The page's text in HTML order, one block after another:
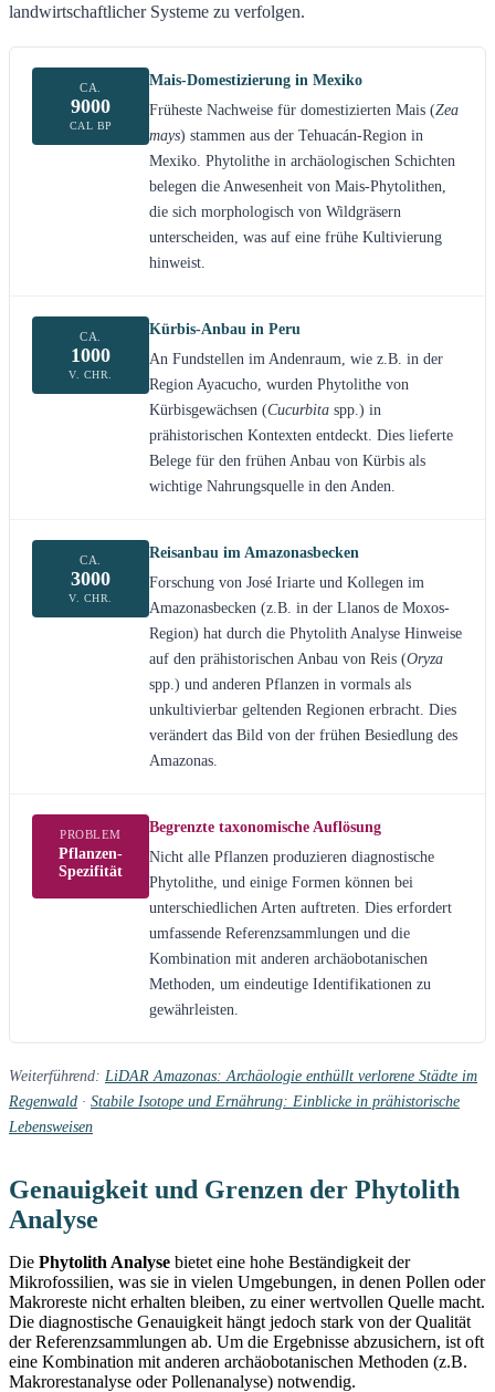
landwirtschaftlicher Systeme zu verfolgen.
CA.
9000
CAL BP
Mais-Domestizierung in Mexiko
Früheste Nachweise für domestizierten Mais (Zea
mays) stammen aus der Tehuacán-Region in
Mexiko. Phytolithe in archäologischen Schichten
belegen die Anwesenheit von Mais-Phytolithen,
die sich morphologisch von Wildgräsern
unterscheiden, was auf eine frühe Kultivierung
hinweist.
CA.
1000
V. CHR.
Kürbis-Anbau in Peru
An Fundstellen im Andenraum, wie z.B. in der
Region Ayacucho, wurden Phytolithe von
Kürbisgewächsen (Cucurbita spp.) in
prähistorischen Kontexten entdeckt. Dies lieferte
Belege für den frühen Anbau von Kürbis als
wichtige Nahrungsquelle in den Anden.
CA.
3000
V. CHR.
Reisanbau im Amazonasbecken
Forschung von José Iriarte und Kollegen im
Amazonasbecken (z.B. in der Llanos de Moxos-
Region) hat durch die Phytolith Analyse Hinweise
auf den prähistorischen Anbau von Reis (Oryza
spp.) und anderen Pflanzen in vormals als
unkultivierbar geltenden Regionen erbracht. Dies
verändert das Bild von der frühen Besiedlung des
Amazonas.
PROBLEM
Pflanzen-
Spezifität
Begrenzte taxonomische Auflösung
Nicht alle Pflanzen produzieren diagnostische
Phytolithe, und einige Formen können bei
unterschiedlichen Arten auftreten. Dies erfordert
umfassende Referenzsammlungen und die
Kombination mit anderen archäobotanischen
Methoden, um eindeutige Identifikationen zu
gewährleisten.
Weiterführend: LiDAR Amazonas: Archäologie enthüllt verlorene Städte im
Regenwald · Stabile Isotope und Ernährung: Einblicke in prähistorische
Lebensweisen
Genauigkeit und Grenzen der Phytolith
Analyse
Die Phytolith Analyse bietet eine hohe Beständigkeit der
Mikrofossilien, was sie in vielen Umgebungen, in denen Pollen oder
Makroreste nicht erhalten bleiben, zu einer wertvollen Quelle macht.
Die diagnostische Genauigkeit hängt jedoch stark von der Qualität
der Referenzsammlungen ab. Um die Ergebnisse abzusichern, ist oft
eine Kombination mit anderen archäobotanischen Methoden (z.B.
Makrorestanalyse oder Pollenanalyse) notwendig.